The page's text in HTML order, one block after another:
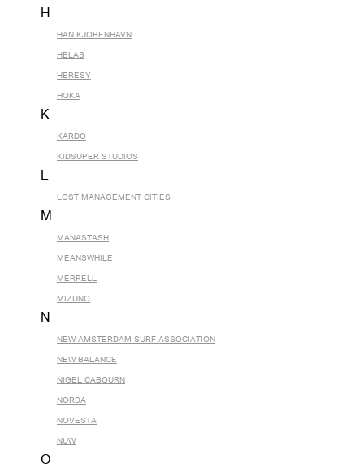
H
HAN KJOBENHAVN
HELAS
HERESY
HOKA
K
KARDO
KIDSUPER STUDIOS
L
LOST MANAGEMENT CITIES
M
MANASTASH
MEANSWHILE
MERRELL
MIZUNO
N
NEW AMSTERDAM SURF ASSOCIATION
NEW BALANCE
NIGEL CABOURN
NORDA
NOVESTA
NUW
O